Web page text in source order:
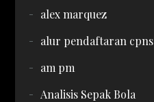
alex marquez
alur pendaftaran cpns
am pm
Analisis Sepak Bola